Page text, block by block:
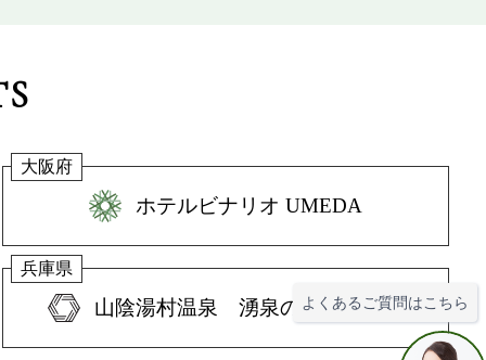
よくあるご質問はこちら
大阪府
ホテルビナリオ UMEDA
兵庫県
山陰湯村温泉 湧泉の宿 ゆあむ